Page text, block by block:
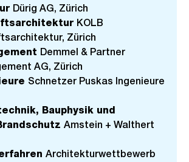
a
Dürig AG, Zürich
KOLB
Zürich
Demmel & Partner
AG, Zürich
Schnetzer Puskas Ingenieure
Bauphysik und
Amstein + Walthert
Architekturwettbewerb